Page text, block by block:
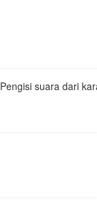
Pengisi suara dari